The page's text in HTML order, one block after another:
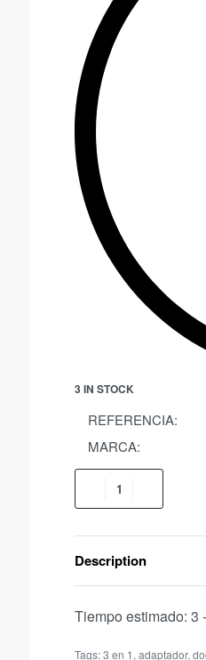
3 IN STOCK
REFERENCIA:
MARCA:
Description
Tiempo estimado: 3
Tags:3 en 1 , adaptador,